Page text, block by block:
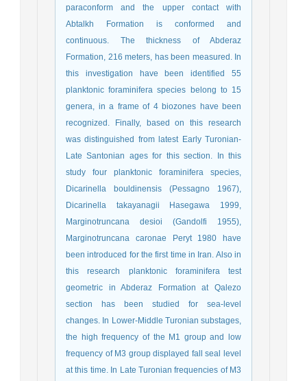
paraconform and the upper contact with
Abtalkh Formation is conformed and
continuous. The thickness of Abderaz
Formation, 216 meters, has been measured. In
this investigation have been identified 55
planktonic foraminifera species belong to 15
genera, in a frame of 4 biozones have been
recognized. Finally, based on this research
was distinguished from latest Early Turonian-
Late Santonian ages for this section. In this
study four planktonic foraminifera species,
Dicarinella bouldinensis (Pessagno 1967),
Dicarinella takayanagii Hasegawa 1999,
Marginotruncana desioi (Gandolfi 1955),
Marginotruncana caronae Peryt 1980 have
been introduced for the first time in Iran. Also in
this research planktonic foraminifera test
geometric in Abderaz Formation at Qalezo
section has been studied for sea-level
changes. In Lower-Middle Turonian substages,
the high frequency of the M1 group and low
frequency of M3 group displayed fall seal level
at this time. In Late Turonian frequencies of M3